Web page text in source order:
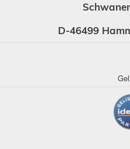
D-46499